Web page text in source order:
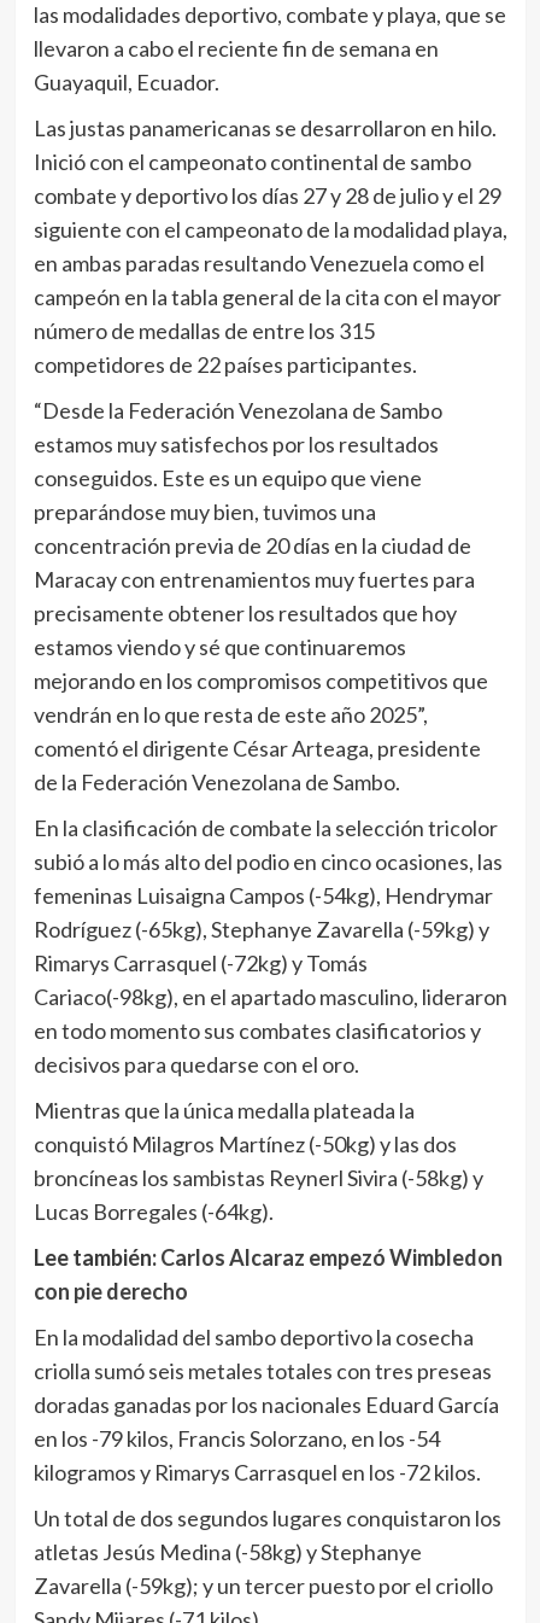
las modalidades deportivo, combate y playa, que se
llevaron a cabo el reciente fin de semana en
Guayaquil, Ecuador.
Las justas panamericanas se desarrollaron en hilo.
Inició con el campeonato continental de sambo
combate y deportivo los días 27 y 28 de julio y el 29
siguiente con el campeonato de la modalidad playa,
en ambas paradas resultando Venezuela como el
campeón en la tabla general de la cita con el mayor
número de medallas de entre los 315
competidores de 22 países participantes.
“Desde la Federación Venezolana de Sambo
estamos muy satisfechos por los resultados
conseguidos. Este es un equipo que viene
preparándose muy bien, tuvimos una
concentración previa de 20 días en la ciudad de
Maracay con entrenamientos muy fuertes para
precisamente obtener los resultados que hoy
estamos viendo y sé que continuaremos
mejorando en los compromisos competitivos que
vendrán en lo que resta de este año 2025”,
comentó el dirigente César Arteaga, presidente
de la Federación Venezolana de Sambo.
En la clasificación de combate la selección tricolor
subió a lo más alto del podio en cinco ocasiones, las
femeninas Luisaigna Campos (-54kg), Hendrymar
Rodríguez (-65kg), Stephanye Zavarella (-59kg) y
Rimarys Carrasquel (-72kg) y Tomás
Cariaco(-98kg), en el apartado masculino, lideraron
en todo momento sus combates clasificatorios y
decisivos para quedarse con el oro.
Mientras que la única medalla plateada la
conquistó Milagros Martínez (-50kg) y las dos
broncíneas los sambistas Reynerl Sivira (-58kg) y
Lucas Borregales (-64kg).
Lee también:Carlos Alcaraz empezó Wimbledon
con pie derecho
En la modalidad del sambo deportivo la cosecha
criolla sumó seis metales totales con tres preseas
doradas ganadas por los nacionales Eduard García
en los -79 kilos, Francis Solorzano, en los -54
kilogramos y Rimarys Carrasquel en los -72 kilos.
Un total de dos segundos lugares conquistaron los
atletas Jesús Medina (-58kg) y Stephanye
Zavarella (-59kg); y un tercer puesto por el criollo